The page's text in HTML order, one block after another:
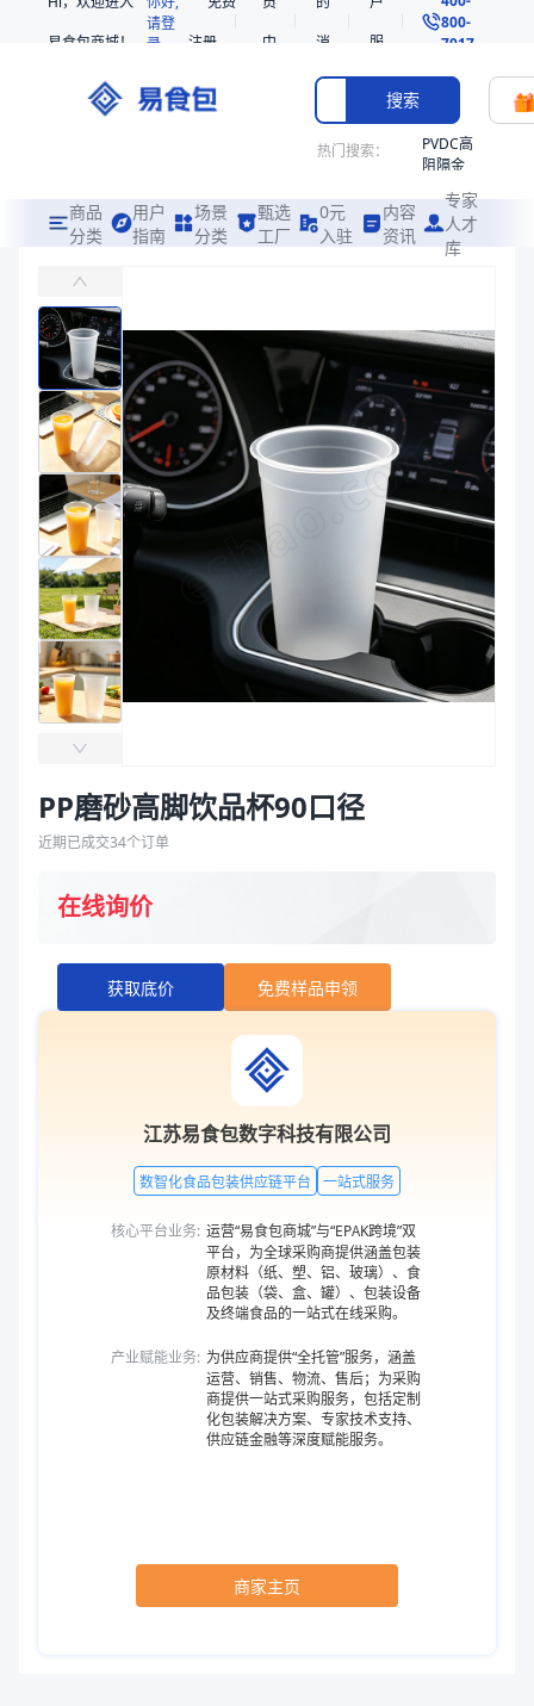
易食包商城！
请登
录
注册
中
消
息
服
务
800-
7017
搜索
热门搜索：
PVDC高
阻隔金
共挤热
收缩袋
共挤热
221360
221330
烤箱袋
SE53
热收缩
拉伸膜
商品
分类
用户
指南
场景
分类
甄选
工厂
0元
入驻
内容
资讯
专家
人才
库
易食包（EPAK）专注于PP磨砂高脚饮品杯90口径包装，提供详尽的规
价格：在线询价
商品参数
商品分类
饮品杯
产品特性
支持定制
产品特性
支持定制
商品图片
PP磨砂高脚饮品杯90口径
近期已成交34个订单
在线询价
获取底价 免费样品申领
江苏易食包数字科技有限公司
数智化食品包装供应链平台 一站式服务
核心平台业务: 运营“易食包商城”与“EPAK跨境”双
平台，为全球采购商提供涵盖包装
原材料（纸、塑、铝、玻璃）、食
品包装（袋、盒、罐）、包装设备
及终端食品的一站式在线采购。
产业赋能业务: 为供应商提供“全托管”服务，涵盖
运营、销售、物流、售后；为采购
商提供一站式采购服务，包括定制
化包装解决方案、专家技术支持、
供应链金融等深度赋能服务。
商家主页